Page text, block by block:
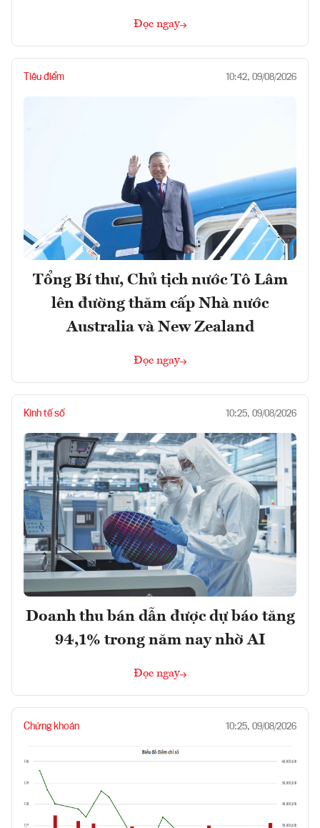
Đọc ngay
Tiêu điểm 10:42, 09/08/2026
Tổng Bí thư, Chủ tịch nước Tô Lâm
lên đường thăm cấp Nhà nước
Australia và New Zealand
Đọc ngay
Kinh tế số 10:25, 09/08/2026
Doanh thu bán dẫn được dự báo tăng
94,1% trong năm nay nhờ AI
Đọc ngay
Chứng khoán 10:25, 09/08/2026